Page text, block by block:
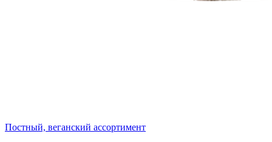
Постный, веганский ассортимент